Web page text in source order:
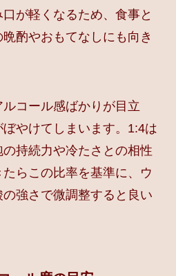
が軽くなるため、食事と
酌やおもてなしにも向き
コール感ばかりが目立
やけてしまいます。1:4は
持続力や冷たさとの相性
らこの比率を基準に、ウ
強さで微調整すると良い